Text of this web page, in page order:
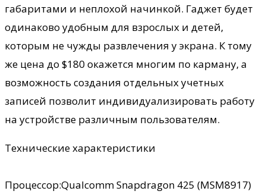
габаритами и неплохой начинкой. Гаджет будет
одинаково удобным для взрослых и детей,
которым не чужды развлечения у экрана. К тому
же цена до $180 окажется многим по карману, а
возможность создания отдельных учетных
записей позволит индивидуализировать работу
на устройстве различным пользователям.
Технические характеристики
Процессор:Qualcomm Snapdragon 425 (MSM8917)